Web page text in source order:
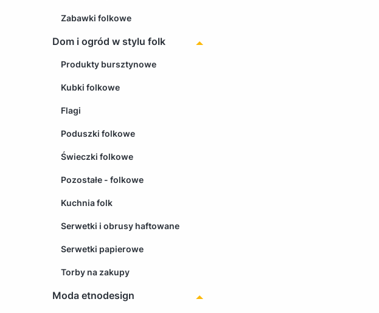
Zabawki folkowe
Dom i ogród w stylu folk
Produkty bursztynowe
Kubki folkowe
Flagi
Poduszki folkowe
Świeczki folkowe
Pozostałe - folkowe
Kuchnia folk
Serwetki i obrusy haftowane
Serwetki papierowe
Torby na zakupy
Moda etnodesign